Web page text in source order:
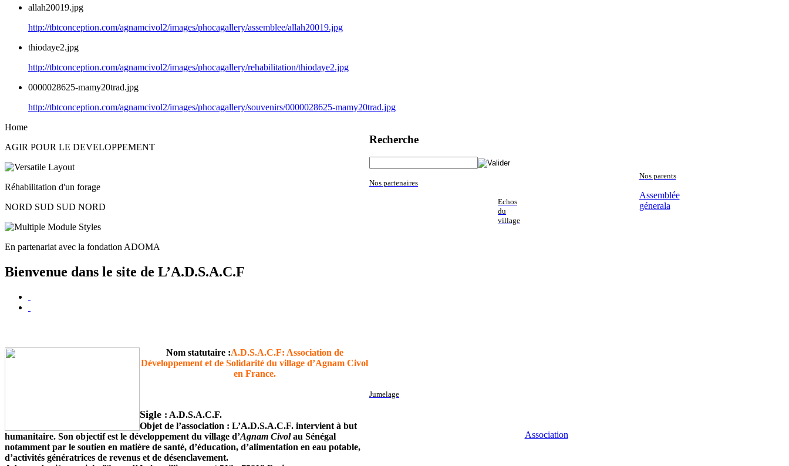
allah20019.jpg
http://tbtconception.com/agnamcivol2/images/phocagallery/assemblee/allah20019.jpg
thiodaye2.jpg
http://tbtconception.com/agnamcivol2/images/phocagallery/rehabilitation/thiodaye2.jpg
0000028625-mamy20trad.jpg
http://tbtconception.com/agnamcivol2/images/phocagallery/souvenirs/0000028625-mamy20trad.jpg
Home
AGIR POUR LE DEVELOPPEMENT
Réhabilitation d'un forage
NORD SUD SUD NORD
En partenariat avec la fondation ADOMA
Bienvenue dans le site de L’A.D.S.A.C.F
Nom statutaire :A.D.S.A.C.F: Association de
Développement et de Solidarité du village d’Agnam Civol
en France.
Sigle : A.D.S.A.C.F.
Objet de l’association : L’A.D.S.A.C.F. intervient à but
humanitaire. Son objectif est le développement du village d’Agnam Civolau Sénégal
notamment par le soutien en matière de santé, d’éducation, d’alimentation en eau potable,
d’activités génératrices de revenus et de désenclavement.
Recherche
Nos partenaires
Echos
du
village
Jumelage
Nos parents
Assemblée
génerala
Association